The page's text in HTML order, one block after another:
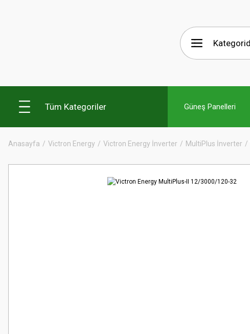
Tüm Kategoriler Güneş Panelleri
Anasayfa Victron Energy Victron Energy İnverter MultiPlus İnverter